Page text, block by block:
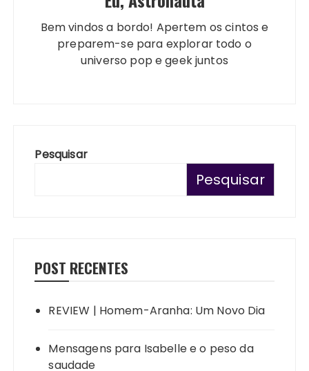
Bem vindos a bordo! Apertem os cintos e
preparem-se para explorar todo o
universo pop e geek juntos
Pesquisar
Pesquisar
POST RECENTES
REVIEW | Homem-Aranha: Um Novo Dia
Mensagens para Isabelle e o peso da
saudade